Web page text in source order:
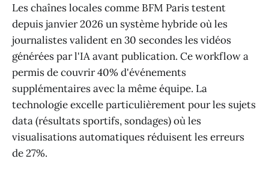
Les chaînes locales comme BFM Paris testent
depuis janvier 2026 un système hybride où les
journalistes valident en 30 secondes les vidéos
générées par l'IA avant publication. Ce workflow a
permis de couvrir 40% d'événements
supplémentaires avec la même équipe. La
technologie excelle particulièrement pour les sujets
data (résultats sportifs, sondages) où les
visualisations automatiques réduisent les erreurs
de 27%.